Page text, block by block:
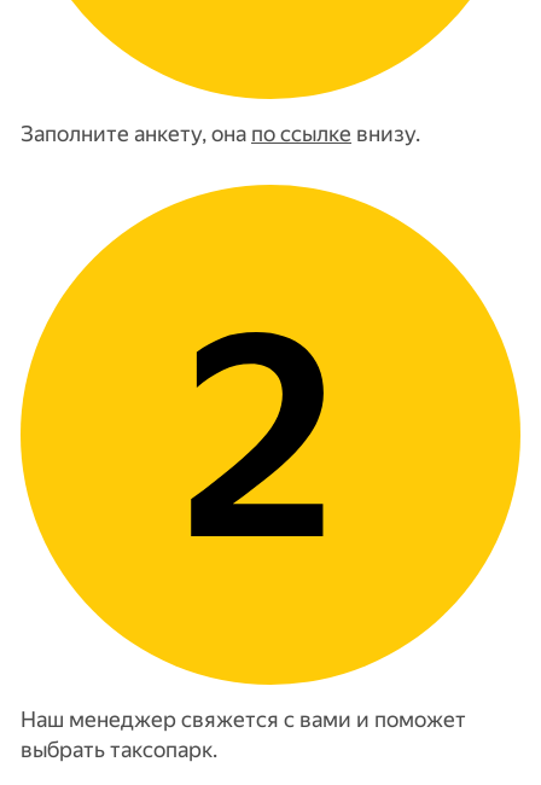
Заполните анкету, она по ссылке внизу.
Наш менеджер свяжется с вами и поможет
выбрать таксопарк.